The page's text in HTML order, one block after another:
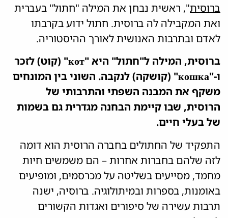
ברוסית", ראשית נבחן את המילה "חתול" בעברית
ואת המקבילה לה ברוסית. חתול ידוע בקרבתו
לאדם ובתרבות האנושית לאורך ההיסטוריה.
ברוסית, המילה ל"חתול" היא "кот" (קוט) לזכר
ו-"кошка" (קושקה) לנקבה. השוני בין המונחים
משקף את המבנה השפתי והתרבותי של
הרוסית, שבו קיימת הבחנה מגדרית גם בשמות
של בעלי חיים.
התפקיד של החתולים בחברה הרוסית הוא דומה
לזה שלהם בחברות אחרות – הם משמשים חיות
מחמד, מסייעים בשליטה על מכרסמים, ומופיעים
באומנות, בספרות ובמיתולוגיה. ברוסיה, ישנה
תרבות עשירה של סיפורים ואגדות הקשורים